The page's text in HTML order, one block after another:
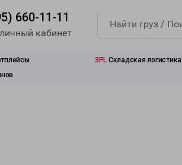
660-11-11
кабинет
3PL Складская логистика